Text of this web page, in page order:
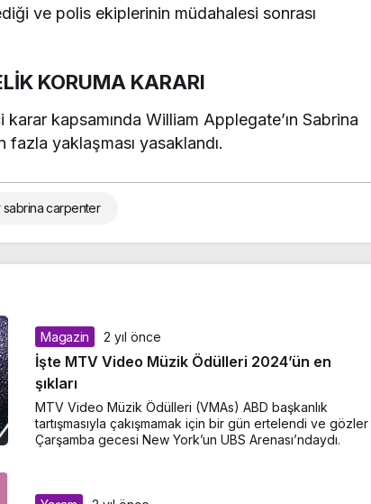
ve polis ekiplerinin müdahalesi sonrası
KORUMA KARARI
kapsamında William Applegate’ın Sabrina
fazla yaklaşması yasaklandı.
sabrina carpenter
Magazin 2 yıl önce
İşte MTV Video Müzik Ödülleri 2024’ün en
şıkları
MTV Video Müzik Ödülleri (VMAs) ABD başkanlık
tartışmasıyla çakışmamak için bir gün ertelendi ve gözler
Çarşamba gecesi New York’un UBS Arenası’ndaydı.